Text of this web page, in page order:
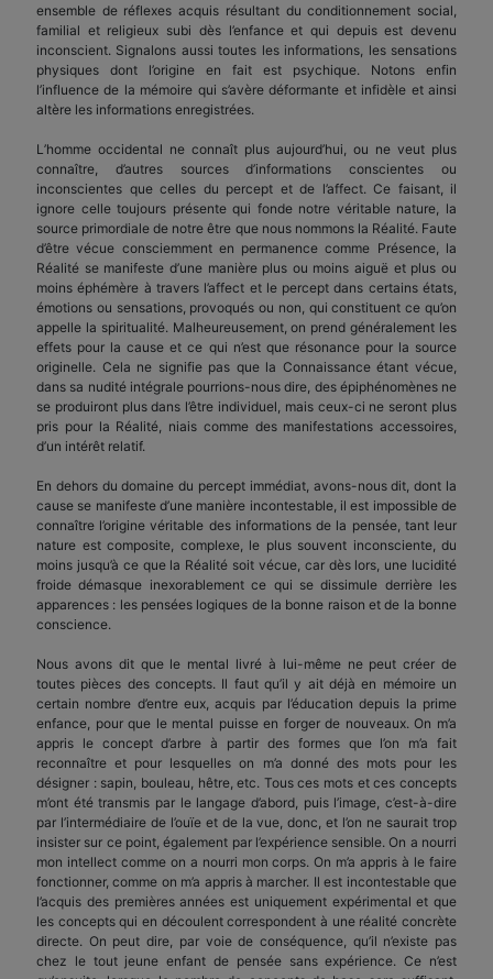
ensemble de réflexes acquis résultant du conditionnement social,
familial et religieux subi dès l’enfance et qui depuis est devenu
inconscient. Signalons aussi toutes les informations, les sensations
physiques dont l’origine en fait est psychique. Notons enfin
l’influence de la mémoire qui s’avère déformante et infidèle et ainsi
altère les informations enregistrées.
L’homme occidental ne connaît plus aujourd’hui, ou ne veut plus
connaître, d’autres sources d’informations conscientes ou
inconscientes que celles du percept et de l’affect. Ce faisant, il
ignore celle toujours présente qui fonde notre véritable nature, la
source primordiale de notre être que nous nommons la Réalité. Faute
d’être vécue consciemment en permanence comme Présence, la
Réalité se manifeste d’une manière plus ou moins aiguë et plus ou
moins éphémère à travers l’affect et le percept dans certains états,
émotions ou sensations, provoqués ou non, qui constituent ce qu’on
appelle la spiritualité. Malheureusement, on prend généralement les
effets pour la cause et ce qui n’est que résonance pour la source
originelle. Cela ne signifie pas que la Connaissance étant vécue,
dans sa nudité intégrale pourrions-nous dire, des épiphénomènes ne
se produiront plus dans l’être individuel, mais ceux-ci ne seront plus
pris pour la Réalité, niais comme des manifestations accessoires,
d’un intérêt relatif.
En dehors du domaine du percept immédiat, avons-nous dit, dont la
cause se manifeste d’une manière incontestable, il est impossible de
connaître l’origine véritable des informations de la pensée, tant leur
nature est composite, complexe, le plus souvent inconsciente, du
moins jusqu’à ce que la Réalité soit vécue, car dès lors, une lucidité
froide démasque inexorablement ce qui se dissimule derrière les
apparences : les pensées logiques de la bonne raison et de la bonne
conscience.
Nous avons dit que le mental livré à lui-même ne peut créer de
toutes pièces des concepts. Il faut qu’il y ait déjà en mémoire un
certain nombre d’entre eux, acquis par l’éducation depuis la prime
enfance, pour que le mental puisse en forger de nouveaux. On m’a
appris le concept d’arbre à partir des formes que l’on m’a fait
reconnaître et pour lesquelles on m’a donné des mots pour les
désigner : sapin, bouleau, hêtre, etc. Tous ces mots et ces concepts
m’ont été transmis par le langage d’abord, puis l’image, c’est-à-dire
par l’intermédiaire de l’ouïe et de la vue, donc, et l’on ne saurait trop
insister sur ce point, également par l’expérience sensible. On a nourri
mon intellect comme on a nourri mon corps. On m’a appris à le faire
fonctionner, comme on m’a appris à marcher. Il est incontestable que
l’acquis des premières années est uniquement expérimental et que
les concepts qui en découlent correspondent à une réalité concrète
directe. On peut dire, par voie de conséquence, qu’il n’existe pas
chez le tout jeune enfant de pensée sans expérience. Ce n’est